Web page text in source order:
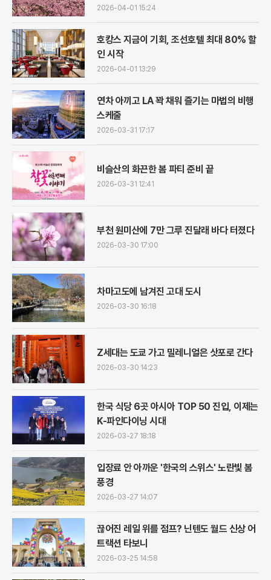
2026-04-01 15:24
호캉스 지금이 기회, 조선호텔 최대 80% 할
인 시작
2026-04-01 13:29
연차 아끼고 LA 꽉 채워 즐기는 마법의 비행
스케줄
2026-03-31 17:17
비슬산의 화끈한 봄 파티 준비 끝
2026-03-31 12:41
부천 원미산에 7만 그루 진달래 바다 터졌다
2026-03-30 17:00
차마고도에 남겨진 고대 도시
2026-03-30 16:18
Z세대는 도쿄 가고 밀레니얼은 삿포로 간다
2026-03-30 14:23
한국 식당 6곳 아시아 TOP 50 진입, 이제는
K-파인다이닝 시대
2026-03-27 18:18
입장료 안 아까운 '한국의 스위스' 노란빛 봄
풍경
2026-03-27 14:07
끊어진 레일 위를 점프? 닌텐도 월드 신상 어
트랙션 타보니
2026-03-25 14:58